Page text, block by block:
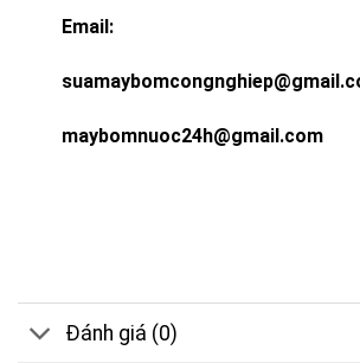
Email:
maybomnuoc24h@gmail.com
Đánh giá (0)